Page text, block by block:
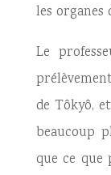
les organes
Le
de Tôkyô,
beaucoup
que ce que